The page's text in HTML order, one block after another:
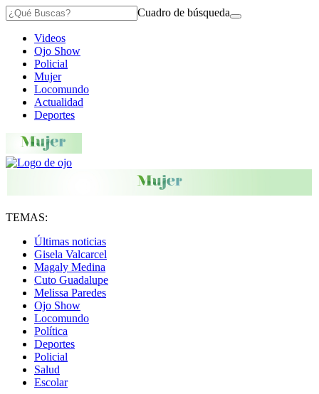
Cuadro de búsqueda
Videos
Ojo Show
Policial
Mujer
Locomundo
Actualidad
Deportes
TEMAS:
Últimas noticias
Gisela Valcarcel
Magaly Medina
Cuto Guadalupe
Melissa Paredes
Ojo Show
Locomundo
Política
Deportes
Policial
Salud
Escolar